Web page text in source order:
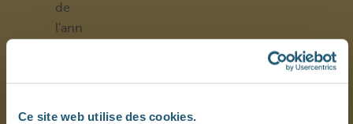
Ce site web utilise des cookies.
de
l'ann
2019